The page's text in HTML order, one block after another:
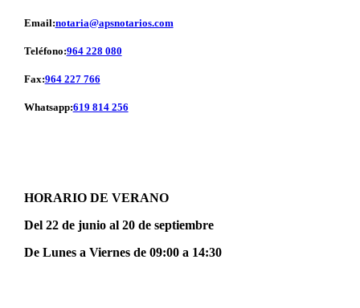
Email:notaria@apsnotarios.com
Teléfono:964 228 080
Fax:964 227 766
Whatsapp:619 814 256
HORARIO DE VERANO
Del 22 de junio al 20 de septiembre
De Lunes a Viernes de 09:00 a 14:30